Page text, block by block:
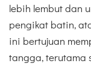
lebih lembut dan
pengikat batin,
ini bertujuan
tangga, terutama